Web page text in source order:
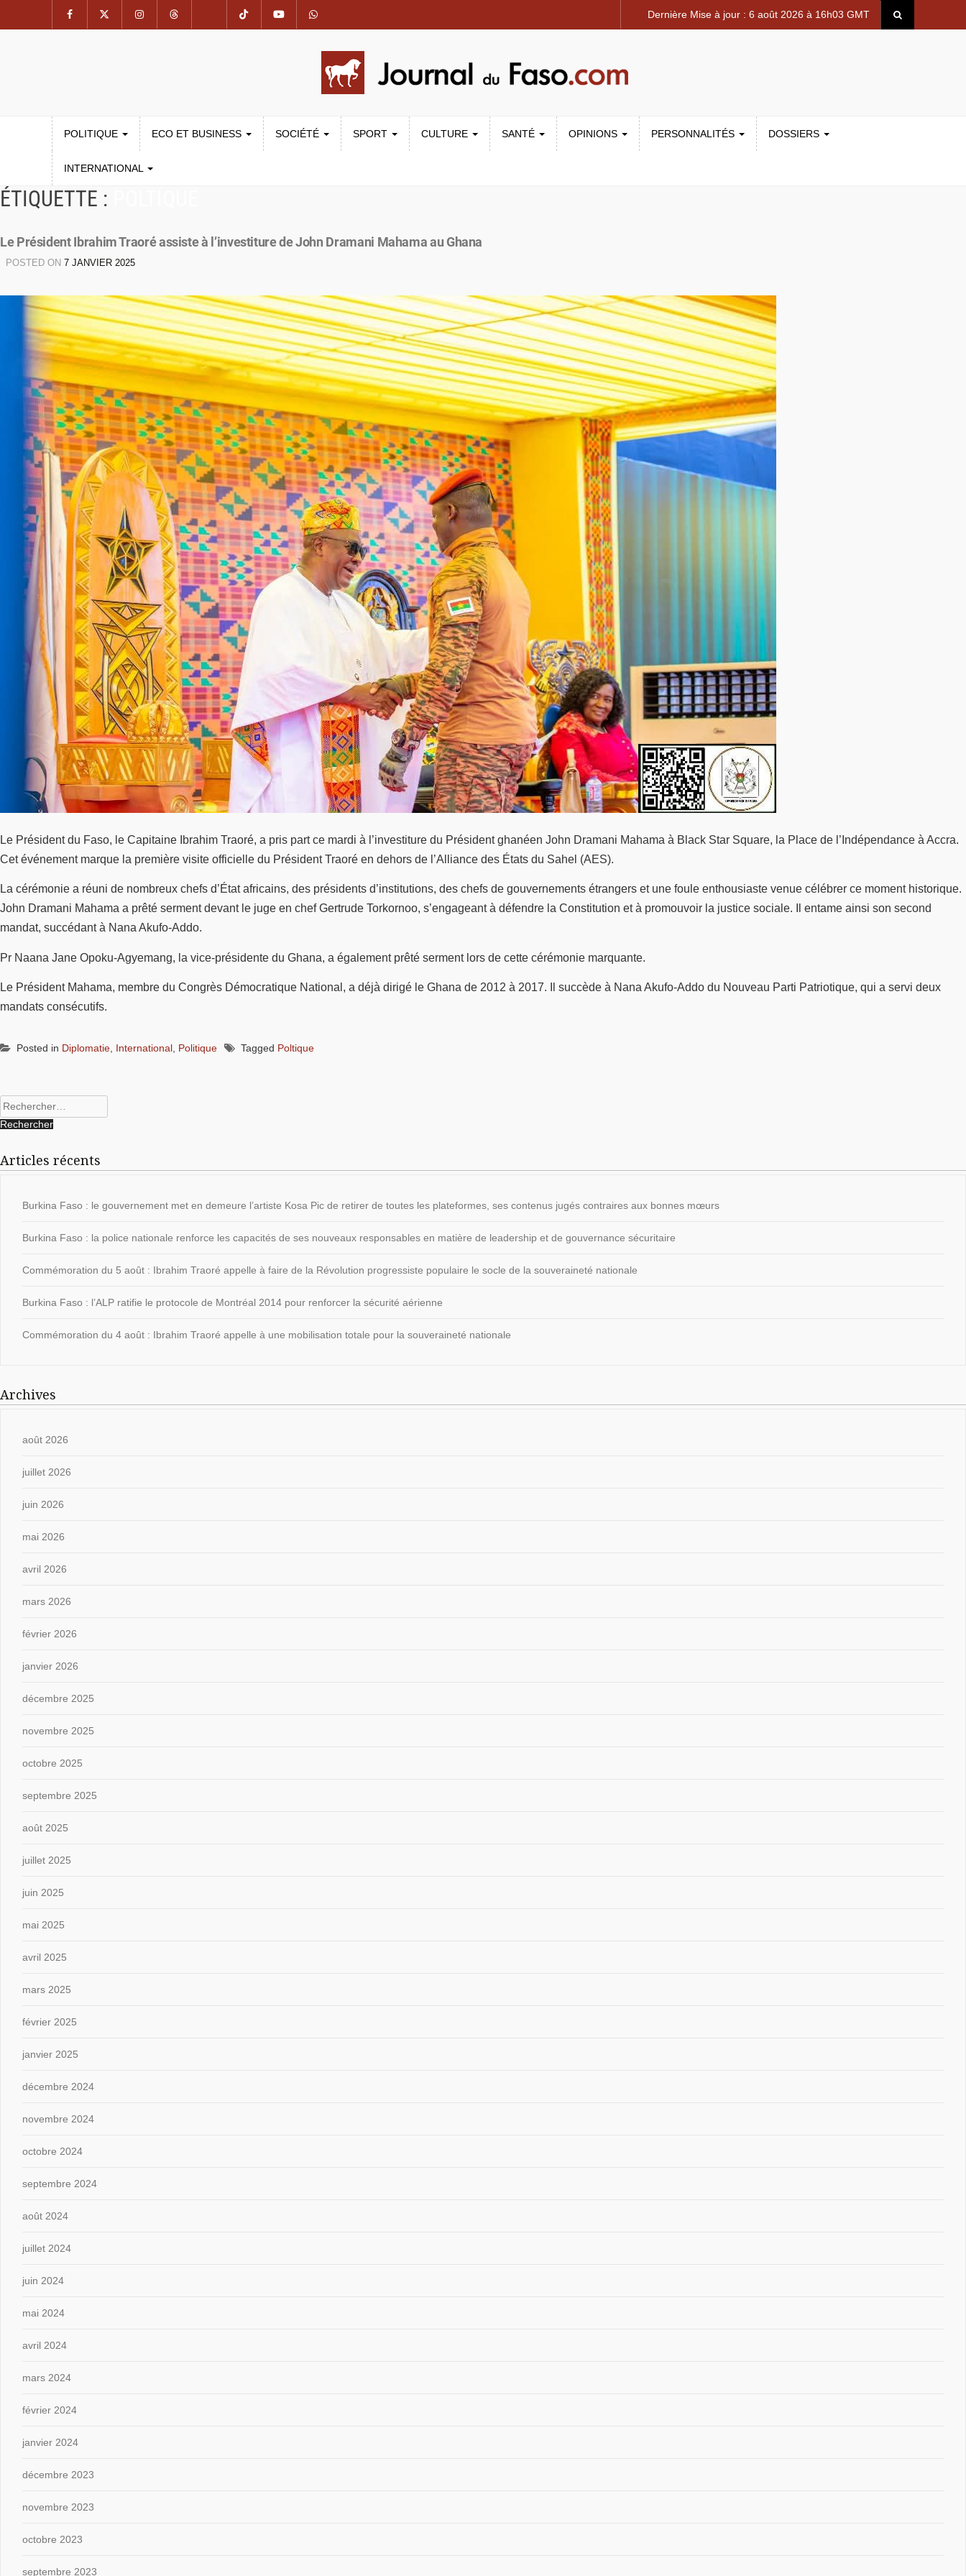
Dernière Mise à jour : 6 août 2026 à 16h03 GMT
POLITIQUE ECO ET BUSINESS SOCIÉTÉ SPORT CULTURE SANTÉ OPINIONS PERSONNALITÉS DOSSIERS
INTERNATIONAL
ÉTIQUETTE :
Le Président Ibrahim Traoré assiste à l’investiture de John Dramani Mahama au Ghana
POSTED ON 7 JANVIER 2025
Le Président du Faso, le Capitaine Ibrahim Traoré, a pris part ce mardi à l’investiture du Président ghanéen John Dramani Mahama à Black Star Square, la Place de l’Indépendance à Accra.
Cet événement marque la première visite officielle du Président Traoré en dehors de l’Alliance des États du Sahel (AES).
La cérémonie a réuni de nombreux chefs d’État africains, des présidents d’institutions, des chefs de gouvernements étrangers et une foule enthousiaste venue célébrer ce moment historique.
John Dramani Mahama a prêté serment devant le juge en chef Gertrude Torkornoo, s’engageant à défendre la Constitution et à promouvoir la justice sociale. Il entame ainsi son second
mandat, succédant à Nana Akufo-Addo.
Pr Naana Jane Opoku-Agyemang, la vice-présidente du Ghana, a également prêté serment lors de cette cérémonie marquante.
Le Président Mahama, membre du Congrès Démocratique National, a déjà dirigé le Ghana de 2012 à 2017. Il succède à Nana Akufo-Addo du Nouveau Parti Patriotique, qui a servi deux
mandats consécutifs.
Posted in Diplomatie International Politique Tagged Poltique
Rechercher :
Articles récents
Burkina Faso : le gouvernement met en demeure l’artiste Kosa Pic de retirer de toutes les plateformes, ses contenus jugés contraires aux bonnes mœurs
Burkina Faso : la police nationale renforce les capacités de ses nouveaux responsables en matière de leadership et de gouvernance sécuritaire
Commémoration du 5 août : Ibrahim Traoré appelle à faire de la Révolution progressiste populaire le socle de la souveraineté nationale
Burkina Faso : l’ALP ratifie le protocole de Montréal 2014 pour renforcer la sécurité aérienne
Commémoration du 4 août : Ibrahim Traoré appelle à une mobilisation totale pour la souveraineté nationale
Archives
août 2026
juillet 2026
juin 2026
mai 2026
avril 2026
mars 2026
février 2026
janvier 2026
décembre 2025
novembre 2025
octobre 2025
septembre 2025
août 2025
juillet 2025
juin 2025
mai 2025
avril 2025
mars 2025
février 2025
janvier 2025
décembre 2024
novembre 2024
octobre 2024
septembre 2024
août 2024
juillet 2024
juin 2024
mai 2024
avril 2024
mars 2024
février 2024
janvier 2024
décembre 2023
novembre 2023
octobre 2023
septembre 2023